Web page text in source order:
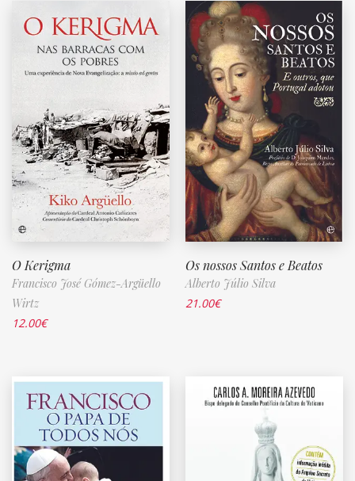
O Kerigma
Francisco José Gómez-Argüello
Wirtz
12.00€
Os nossos Santos e Beatos
Alberto Júlio Silva
21.00€